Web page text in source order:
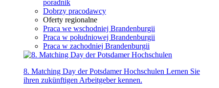
poradnik
Dobrzy pracodawcy
Oferty regionalne
Praca we wschodniej Brandenburgii
Praca w południowej Brandenburgii
Praca w zachodniej Brandenburgii
8. Matching Day der Potsdamer Hochschulen Lernen Sie
ihren zukünftigen Arbeitgeber kennen.